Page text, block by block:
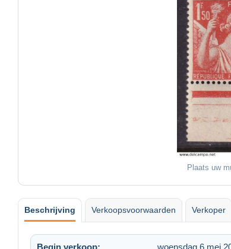
Plaats uw
Beschrijving Verkoopsvoorwaarden Verkoper
Begin verkoop: woensdag 6 mei